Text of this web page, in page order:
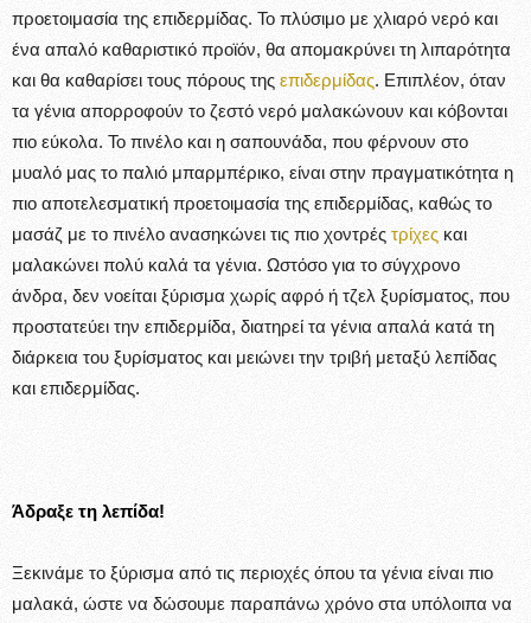
προετοιμασία της επιδερμίδας. Το πλύσιμο με χλιαρό νερό και
ένα απαλό καθαριστικό προϊόν, θα απομακρύνει τη λιπαρότητα
και θα καθαρίσει τους πόρους της επιδερμίδας. Επιπλέον, όταν
τα γένια απορροφούν το ζεστό νερό μαλακώνουν και κόβονται
πιο εύκολα. Το πινέλο και η σαπουνάδα, που φέρνουν στο
μυαλό μας το παλιό μπαρμπέρικο, είναι στην πραγματικότητα η
πιο αποτελεσματική προετοιμασία της επιδερμίδας, καθώς το
μασάζ με το πινέλο ανασηκώνει τις πιο χοντρές τρίχες και
μαλακώνει πολύ καλά τα γένια. Ωστόσο για το σύγχρονο
άνδρα, δεν νοείται ξύρισμα χωρίς αφρό ή τζελ ξυρίσματος, που
προστατεύει την επιδερμίδα, διατηρεί τα γένια απαλά κατά τη
διάρκεια του ξυρίσματος και μειώνει την τριβή μεταξύ λεπίδας
και επιδερμίδας.
Άδραξε τη λεπίδα!
Ξεκινάμε το ξύρισμα από τις περιοχές όπου τα γένια είναι πιο
μαλακά, ώστε να δώσουμε παραπάνω χρόνο στα υπόλοιπα να